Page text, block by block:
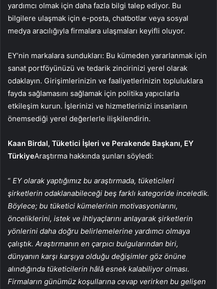
yardımcı olmak için daha fazla bilgi talep ediyor. Bu
bilgilere ulaşmak için e-posta, chatbotlar veya sosyal
medya aracılığıyla firmalara ulaşmaları keyifli oluyor.
EY’nin markalara sundukları: Bu kümeden yararlanmak için
sanat portföyünüzü ve tedarik zincirinizi yerel olarak
odaklayın. Girişimlerinizin ve faaliyetlerinizin topluluklara
fayda sağlamasını sağlamak için politika yapıcılarla
etkileşim kurun. İşlerinizi ve hizmetlerinizi insanların
önemsediği yerel değerlerle ilişkilendirin.
Kaan Birdal, Tüketici İşleri ve Perakende Başkanı, EY
TürkiyeAraştırma hakkında şunları söyledi:
“ EY olarak yaptığımız bu araştırmada, tüketicileri
şirketlerin odaklanabileceği beş farklı kategoride inceledik.
Böylece; bu tüketici kümelerinin motivasyonlarını,
önceliklerini, istek ve ihtiyaçlarını anlayarak şirketlerin
yönlerini daha doğru belirlemelerine yardımcı olmaya
çalıştık. Araştırmanın en çarpıcı bulgularından biri,
dünyanın karşı karşıya olduğu değişimler göz önüne
alındığında tüketicilerin hâlâ esnek kalabiliyor olması.
Firmaların günümüz koşullarına cevap verirken bu gelişen